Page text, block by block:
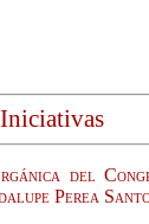
Iniciativas
del
Perea